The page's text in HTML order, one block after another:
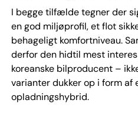
I begge tilfælde tegner der
en god miljøprofil, et flot
behageligt komfortniveau.
derfor den hidtil mest
koreanske bilproducent –
varianter dukker op i form af
opladningshybrid.